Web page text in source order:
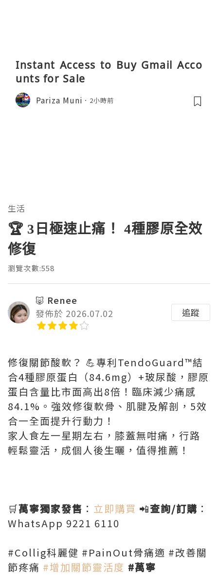
Instant Access to Buy Gmail Acco
unts for Sale
Pariza Muni 2小時前
生活
🏆 3日極速止痛！ 4種膠原全效
修復
瀏覽次數:558
🐷 Renee
發佈於 2026.07.02
追蹤
修復關節酸軟？ 💪專利TendoGuard™結
合4種膠原蛋白（84.6mg）+玻尿酸，膠原
蛋白含量比市面高出8倍！臨床減少痛感
84.1%。強效修復軟骨、肌腱及解剖，5效
合一全面提升行動力！
家人食左一星期左右，膝蓋無咁痛，行路
輕鬆靈活，成個人後生曬，值得推薦！
🛒萬寧獨家發售 ： 立即購買 📲查詢/訂購 ：
WhatsApp 9221 6110
#Collig科麗健 #PainOut骨痛適 #改善關
節疼痛 #增加關節靈活度 #萬寧